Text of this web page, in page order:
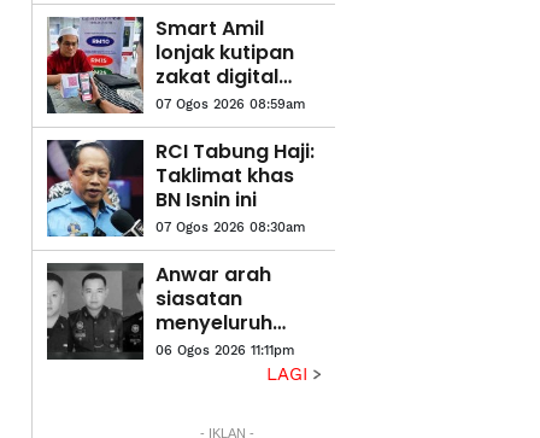
Smart Amil
lonjak kutipan
zakat digital
hampir 10 kali
ganda
07 Ogos 2026 08:59am
RCI Tabung Haji:
Taklimat khas
BN Isnin ini
07 Ogos 2026 08:30am
Anwar arah
siasatan
menyeluruh
kejadian
anggota polis
06 Ogos 2026 11:11pm
LAGI
- IKLAN -